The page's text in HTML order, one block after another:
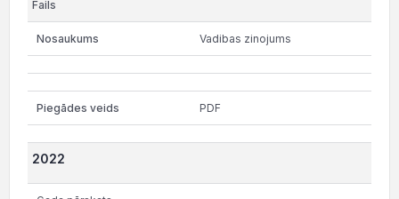
Vadibas zinojums
PDF
2022